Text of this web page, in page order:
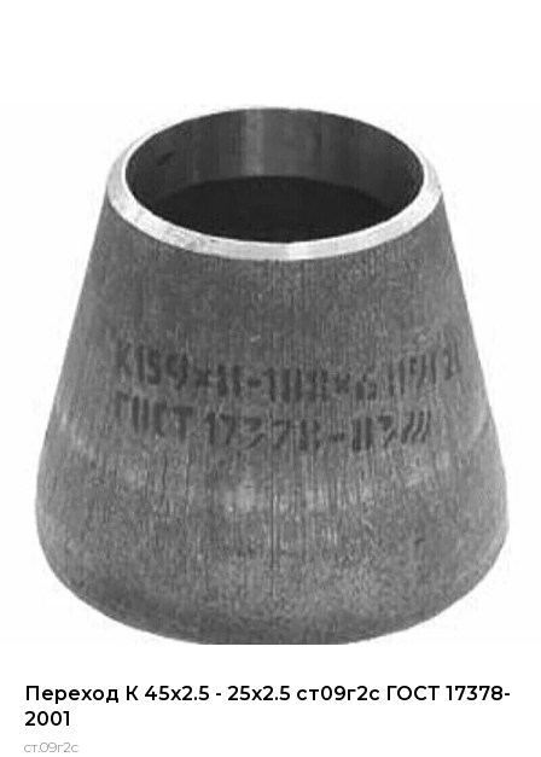
Переход К 45x2.5 - 25x2.5 ст09г2с ГОСТ 17378-
2001
ст.09г2с